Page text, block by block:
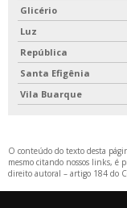
Glicério
Luz
República
Santa Efigênia
Vila Buarque
O conteúdo do texto desta
mesmo citando nossos links, é
direito autoral – artigo 184 do